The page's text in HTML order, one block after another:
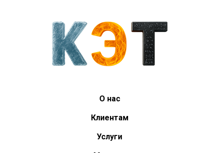
О нас
Клиентам
Услуги